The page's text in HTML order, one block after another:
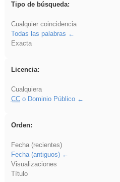
Tipo de búsqueda:
Cualquier coincidencia
Todas las palabras
Exacta
Licencia:
Cualquiera
CCo Dominio Público
Orden:
Fecha (recientes)
Fecha (antiguos)
Visualizaciones
Título